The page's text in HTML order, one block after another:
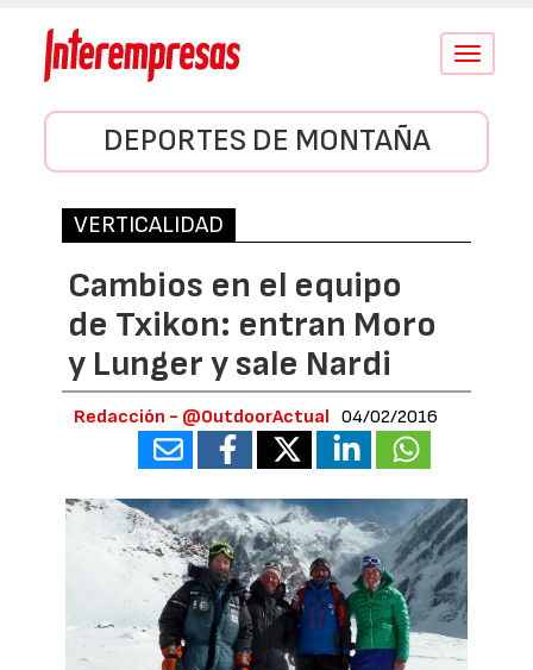
Conmutar
DEPORTES DE MONTAÑA
VERTICALIDAD
Cambios en el equipo
de Txikon: entran Moro
y Lunger y sale Nardi
Redacción - @OutdoorActual 04/02/2016